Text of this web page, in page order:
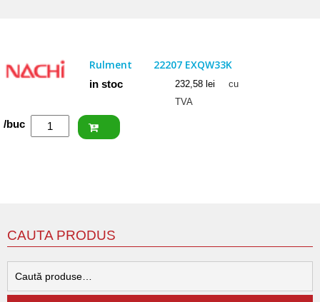
Rulment 22207 EXQW33K
in stoc 232,58 lei
cu
TVA
Cantitate
NACHI
/buc
CAUTA PRODUS